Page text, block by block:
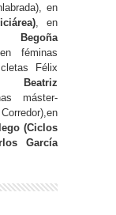
en
, en
Begoña
féminas
Félix
Beatriz
máster-
(Ciclos
García